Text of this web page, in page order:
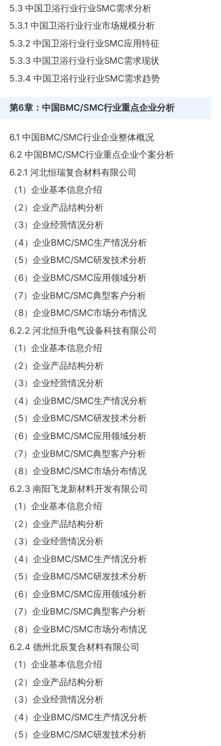
5.3 中国卫浴行业行业SMC需求分析
5.3.1 中国卫浴行业行业市场规模分析
5.3.2 中国卫浴行业行业SMC应用特征
5.3.3 中国卫浴行业行业SMC需求现状
5.3.4 中国卫浴行业行业SMC需求趋势
第6章 ：中国BMC/SMC行业重点企业分析
6.1 中国BMC/SMC行业企业整体概况
6.2 中国BMC/SMC行业重点企业个案分析
6.2.1 河北恒瑞复合材料有限公司
（1）企业基本信息介绍
（2）企业产品结构分析
（3）企业经营情况分析
（4）企业BMC/SMC生产情况分析
（5）企业BMC/SMC研发技术分析
（6）企业BMC/SMC应用领域分析
（7）企业BMC/SMC典型客户分析
（8）企业BMC/SMC市场分布情况
6.2.2 河北恒升电气设备科技有限公司
（1）企业基本信息介绍
（2）企业产品结构分析
（3）企业经营情况分析
（4）企业BMC/SMC生产情况分析
（5）企业BMC/SMC研发技术分析
（6）企业BMC/SMC应用领域分析
（7）企业BMC/SMC典型客户分析
（8）企业BMC/SMC市场分布情况
6.2.3 南阳飞龙新材料开发有限公司
（1）企业基本信息介绍
（2）企业产品结构分析
（3）企业经营情况分析
（4）企业BMC/SMC生产情况分析
（5）企业BMC/SMC研发技术分析
（6）企业BMC/SMC应用领域分析
（7）企业BMC/SMC典型客户分析
（8）企业BMC/SMC市场分布情况
6.2.4 德州北辰复合材料有限公司
（1）企业基本信息介绍
（2）企业产品结构分析
（3）企业经营情况分析
（4）企业BMC/SMC生产情况分析
（5）企业BMC/SMC研发技术分析